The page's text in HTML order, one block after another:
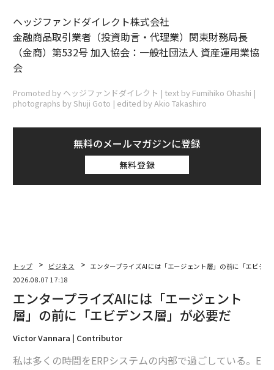
ヘッジファンドダイレクト株式会社
金融商品取引業者（投資助言・代理業）関東財務局長
（金商）第532号 加入協会：一般社団法人 資産運用業協
会
Promoted by ヘッジファンドダイレクト | text by Fumihiko Ohashi |
photographs by Shuji Goto | edited by Akio Takashiro
無料のメールマガジンに登録
無料登録
トップ ビジネス
エンタープライズAIには「エージェント層」の前に「エビデ
2026.08.07 17:18
エンタープライズAIには「エージェント
層」の前に「エビデンス層」が必要だ
Victor Vannara | Contributor
私は多くの時間をERPシステムの内部で過ごしている。E